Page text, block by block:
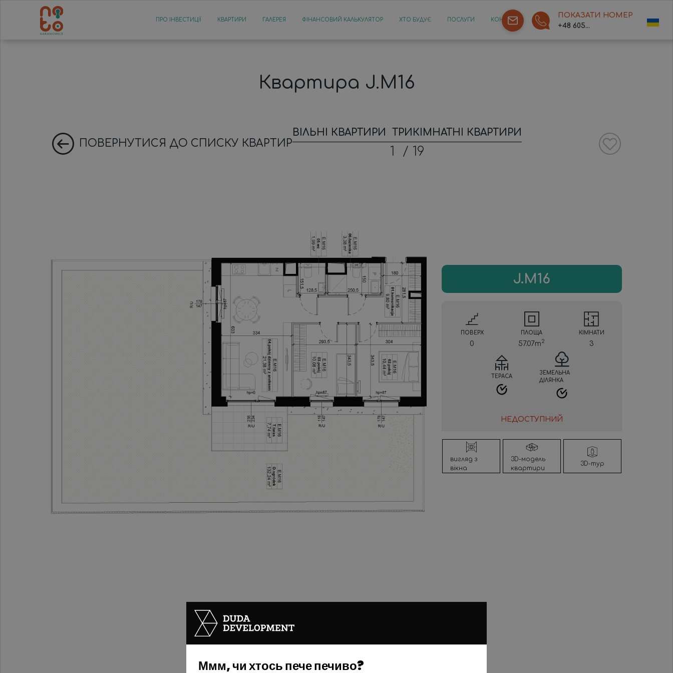
Ммм, чи хтось пече печиво?
ПРО ІНВЕСТИЦІЇ КВАРТИРИ ГАЛЕРЕЯ ФІНАНСОВИЙ КАЛЬКУЛЯТОР ХТО БУДУЄ ПОСЛУГИ КОНТАКТ
ПОКАЗАТИ НОМЕР
+48 605...
Квартира J.M16
ПОВЕРНУТИСЯ ДО СПИСКУ КВАРТИР
ВІЛЬНІ КВАРТИРИ ТРИКІМНАТНІ КВАРТИРИ
1 / 19
J.M16
ПОВЕРХ
0
ПЛОЩА
57.07m2
КІМНАТИ
3
ТЕРАСА
ЗЕМЕЛЬНА
ДІЛЯНКА
НЕДОСТУПНИЙ
вигляд з
вікна
3D-модель
квартири
3D-тур
H.M38